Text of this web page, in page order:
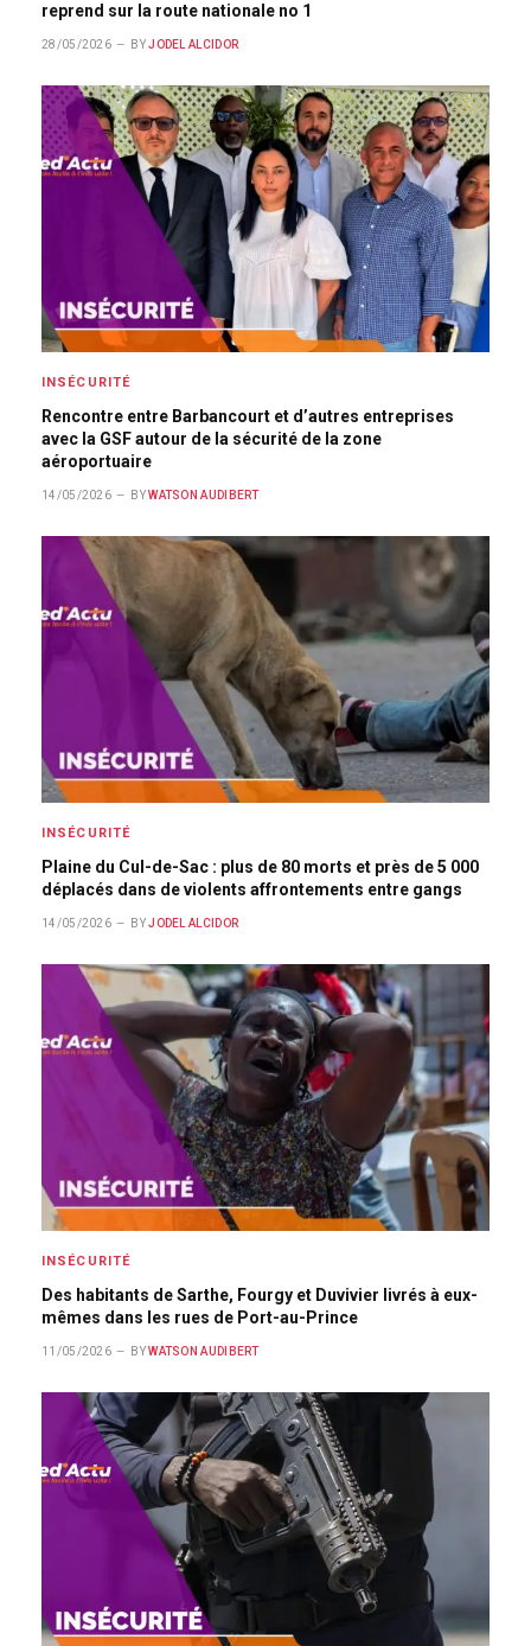
reprend sur la route nationale no 1
28/05/2026 BY JODEL ALCIDOR
INSÉCURITÉ
Rencontre entre Barbancourt et d’autres entreprises
avec la GSF autour de la sécurité de la zone
aéroportuaire
14/05/2026 BY WATSON AUDIBERT
INSÉCURITÉ
Plaine du Cul-de-Sac : plus de 80 morts et près de 5 000
déplacés dans de violents affrontements entre gangs
14/05/2026 BY JODEL ALCIDOR
INSÉCURITÉ
Des habitants de Sarthe, Fourgy et Duvivier livrés à eux-
mêmes dans les rues de Port-au-Prince
11/05/2026 BY WATSON AUDIBERT